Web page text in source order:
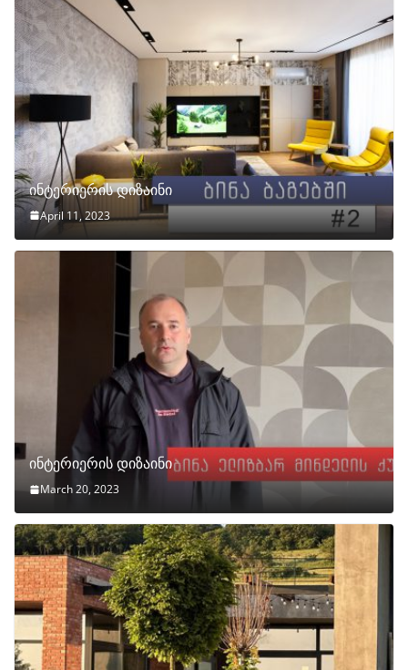
ინტერიერის დიზაინი
April 11, 2023
ინტერიერის დიზაინი
March 20, 2023